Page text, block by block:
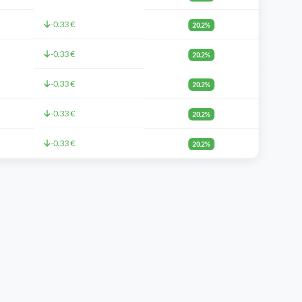
-0.33 € 20.2%
-0.33 € 20.2%
-0.33 € 20.2%
-0.33 € 20.2%
-0.33 € 20.2%